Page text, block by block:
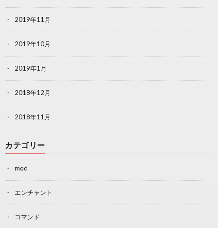
2019年11月
2019年10月
2019年1月
2018年12月
2018年11月
カテゴリー
mod
エンチャント
コマンド